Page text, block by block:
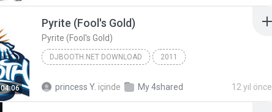
04:06
Pyrite (Fool's Gold)
Pyrite (Fool's Gold)
DJBOOTH.NET DOWNLOAD 2011
princess Y. içinde My 4shared 12 yıl önce